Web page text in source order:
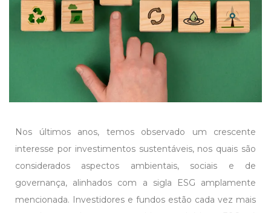
Nos últimos anos, temos observado um crescente
interesse por investimentos sustentáveis, nos quais são
considerados aspectos ambientais, sociais e de
governança, alinhados com a sigla ESG amplamente
mencionada. Investidores e fundos estão cada vez mais